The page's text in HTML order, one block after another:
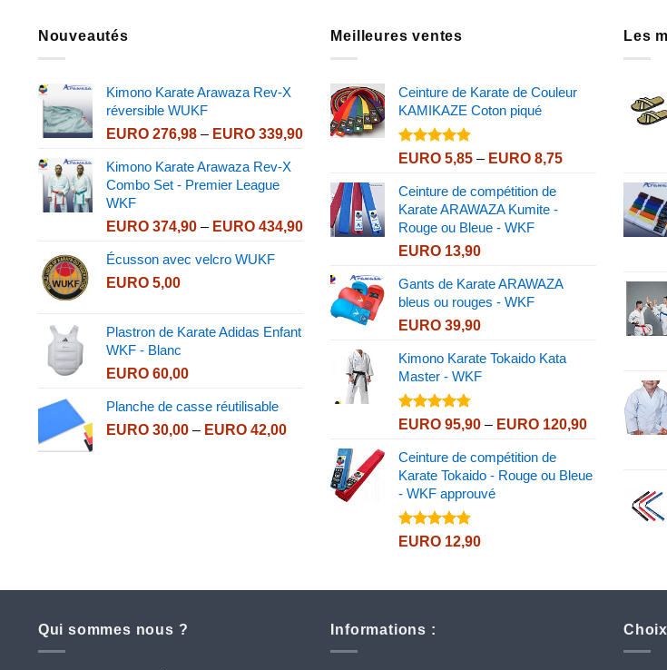
Nouveautés
Kimono Karate Arawaza Rev-X
réversible WUKF
EURO276,98 – EURO339,90Price
through
EURO 339,90
Kimono Karate Arawaza Rev-X
Combo Set - Premier League
WKF
EURO374,90 – EURO434,90Price
through
EURO 434,90
Écusson avec velcro WUKF
EURO5,00
Plastron de Karate Adidas Enfant
WKF - Blanc
EURO60,00
Planche de casse réutilisable
EURO30,00 – EURO42,00Price
EURO 30,00
through
EURO 42,00
Meilleures ventes
Ceinture de Karate de Couleur
KAMIKAZE Coton piqué
Note4.80
EURO 5,85 – EURO 8,75Price
EURO 5,85
EURO 8,75
Ceinture de compétition de
Karate ARAWAZA Kumite -
Rouge ou Bleue - WKF
EURO 13,90
Gants de Karate ARAWAZA
bleus ou rouges - WKF
EURO 39,90
Kimono Karate Tokaido Kata
Master - WKF
Note4.72
EURO 95,90 – EURO 120,90Price
through
EURO
Ceinture de compétition de
Karate Tokaido - Rouge ou Bleue
- WKF approuvé
Note4.72
EURO 12,90
Les
Qui sommes nous ? Informations :